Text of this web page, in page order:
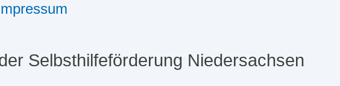
Selbsthilfeförderung Niedersachsen